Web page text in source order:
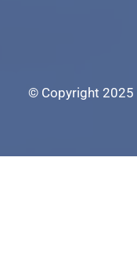
© Copyright 2025